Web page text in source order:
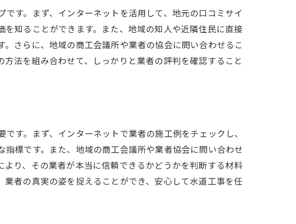
因す。まず、インターネットを活用して、地元の口コミサイ
知ることができます。また、地域の知人や近隣住民に直接
さらに、地域の商工会議所や業者の協会に問い合わせるこ
法を組み合わせて、しっかりと業者の評判を確認すること
す。まず、インターネットで業者の施工例をチェックし、
標です。また、地域の商工会議所や業者協会に問い合わせ
り、その業者が本当に信頼できるかどうかを判断する材料
者の真実の姿を捉えることができ、安心して水道工事を任